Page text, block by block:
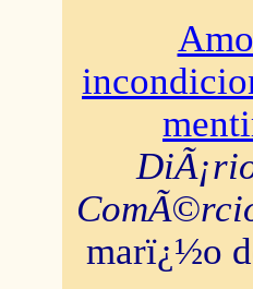
marï¿½o